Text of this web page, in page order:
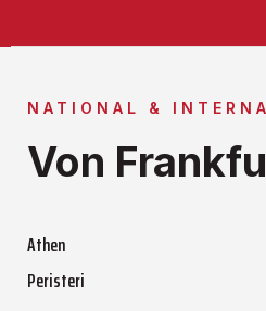
NATIONAL &
Von
Athen
Peristeri